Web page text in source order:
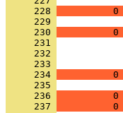
     228
0
     229
     230
0
     231
     232
     233
     234
0
     235
     236
0
     237
0